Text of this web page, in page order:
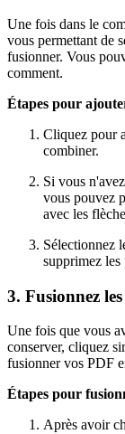
Une fois dans le
vous permettant de
fusionner. Vous
comment.
Étapes pour
Cliquez pour
combiner.
Si vous
vous pouvez
avec les
Sélectionnez
supprimez les
3. Fusionnez
Une fois que vous
conserver, cliquez
fusionner vos PDF
Étapes pour
Après avoir